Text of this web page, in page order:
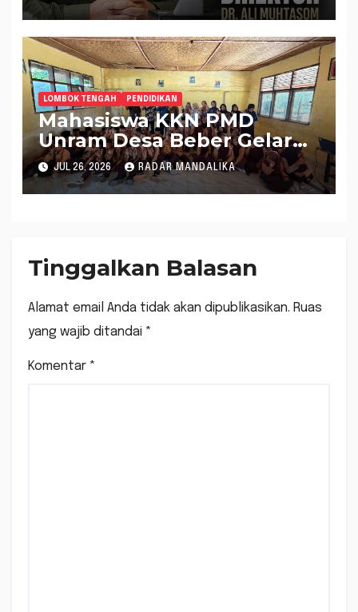
LOMBOK TENGAH PENDIDIKAN
Mahasiswa KKN PMD
Unram Desa Beber Gelar
Penyuluhan Hukum
Pencegahan Pernikahan
Dini di Yayasan Ash-
JUL 26, 2026 RADAR MANDALIKA
Tinggalkan Balasan
Alamat email Anda tidak akan dipublikasikan. Ruas
yang wajib ditandai *
Komentar *